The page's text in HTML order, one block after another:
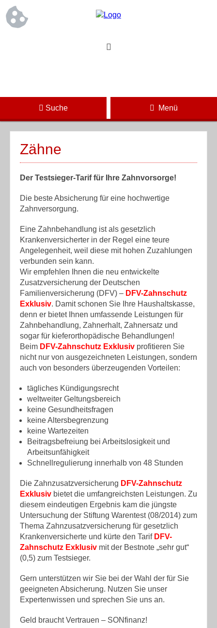
Suche Menü
Zähne
Der Testsieger-Tarif für Ihre Zahnvorsorge!
Die beste Absicherung für eine hochwertige
Zahnversorgung.
Eine Zahnbehandlung ist als gesetzlich
Krankenversicherter in der Regel eine teure
Angelegenheit, weil diese mit hohen Zuzahlungen
verbunden sein kann.
Wir empfehlen Ihnen die neu entwickelte
Zusatzversicherung der Deutschen
Familienversicherung (DFV) – DFV-Zahnschutz
Exklusiv. Damit schonen Sie Ihre Haushaltskasse,
denn er bietet Ihnen umfassende Leistungen für
Zahnbehandlung, Zahnerhalt, Zahnersatz und
sogar für kieferorthopädische Behandlungen!
Beim DFV-Zahnschutz Exklusiv profitieren Sie
nicht nur von ausgezeichneten Leistungen, sondern
auch von besonders überzeugenden Vorteilen:
tägliches Kündigungsrecht
weltweiter Geltungsbereich
keine Gesundheitsfragen
keine Altersbegrenzung
keine Wartezeiten
Beitragsbefreiung bei Arbeitslosigkeit und
Arbeitsunfähigkeit
Schnellregulierung innerhalb von 48 Stunden
Die Zahnzusatzversicherung DFV-Zahnschutz
Exklusiv bietet die umfangreichsten Leistungen. Zu
diesem eindeutigen Ergebnis kam die jüngste
Untersuchung der Stiftung Warentest (08/2014) zum
Thema Zahnzusatzversicherung für gesetzlich
Krankenversicherte und kürte den Tarif DFV-
Zahnschutz Exklusiv mit der Bestnote „sehr gut“
(0,5) zum Testsieger.
Gern unterstützen wir Sie bei der Wahl der für Sie
geeigneten Absicherung. Nutzen Sie unser
Expertenwissen und sprechen Sie uns an.
Geld braucht Vertrauen – SONfinanz!